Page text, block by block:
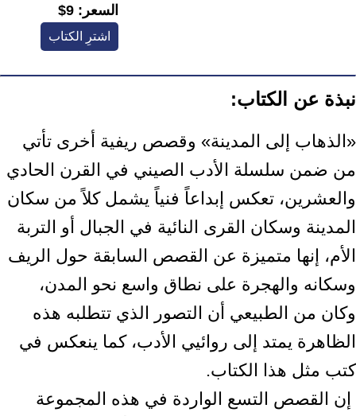
السعر: 9$
اشترِ الكتاب
نبذة عن الكتاب:
‏«الذهاب إلى المدينة» وقصص ريفية أخرى تأتي
من ضمن سلسلة الأدب الصيني في ‏القرن الحادي
والعشرين، تعكس إبداعاً فنياً يشمل كلاً من سكان
المدينة وسكان القرى ‏النائية في الجبال أو التربة
الأم، إنها متميزة عن القصص السابقة حول الريف
وسكانه ‏والهجرة على نطاق واسع نحو المدن،
وكان من الطبيعي أن التصور الذي تتطلبه هذه
‏الظاهرة يمتد إلى روائيي الأدب، كما ينعكس في
كتب مثل هذا الكتاب.‏ ‎
‎ إن القصص التسع الواردة في هذه المجموعة